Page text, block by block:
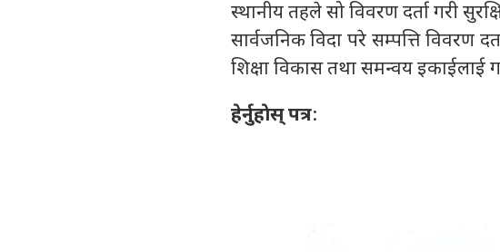
स्थानीय तहले सो विवरण दर्ता गरी
सार्वजनिक विदा परे सम्पत्ति विवरण
शिक्षा विकास तथा समन्वय इकाईलाई
हेर्नुहाेस् पत्र: